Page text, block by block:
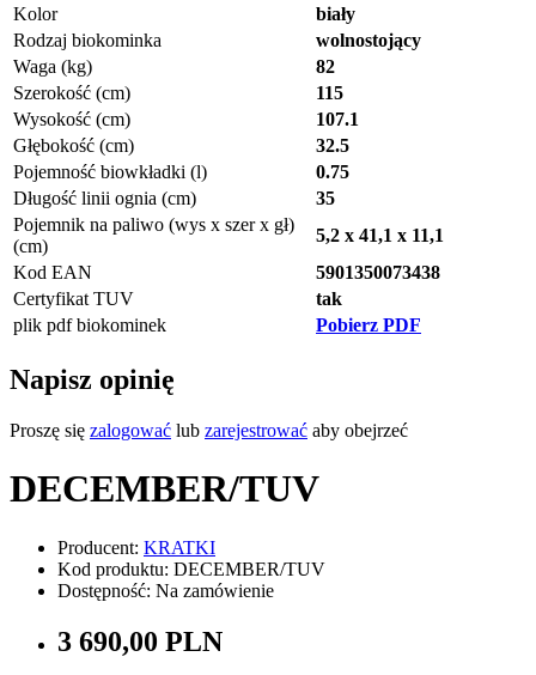
Kolor
biały
Rodzaj biokominka
wolnostojący
Waga (kg)
82
Szerokość (cm)
115
Wysokość (cm)
107.1
Głębokość (cm)
32.5
Pojemność biowkładki (l)
0.75
Długość linii ognia (cm)
35
Pojemnik na paliwo (wys x szer x gł)
(cm)
5,2 x 41,1 x 11,1
Kod EAN
5901350073438
Certyfikat TUV
tak
plik pdf biokominek
Pobierz PDF
Napisz opinię
Proszę się zalogować lub zarejestrować aby obejrzeć
DECEMBER/TUV
Producent: KRATKI
Kod produktu: DECEMBER/TUV
Dostępność: Na zamówienie
3 690,00 PLN